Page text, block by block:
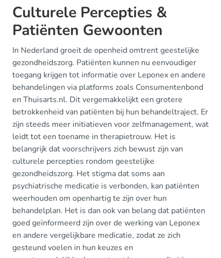
Culturele Percepties &
Patiënten Gewoonten
In Nederland groeit de openheid omtrent geestelijke
gezondheidszorg. Patiënten kunnen nu eenvoudiger
toegang krijgen tot informatie over Leponex en andere
behandelingen via platforms zoals Consumentenbond
en Thuisarts.nl. Dit vergemakkelijkt een grotere
betrokkenheid van patiënten bij hun behandeltraject. Er
zijn steeds meer initiatieven voor zelfmanagement, wat
leidt tot een toename in therapietrouw. Het is
belangrijk dat voorschrijvers zich bewust zijn van
culturele percepties rondom geestelijke
gezondheidszorg. Het stigma dat soms aan
psychiatrische medicatie is verbonden, kan patiënten
weerhouden om openhartig te zijn over hun
behandelplan. Het is dan ook van belang dat patiënten
goed geïnformeerd zijn over de werking van Leponex
en andere vergelijkbare medicatie, zodat ze zich
gesteund voelen in hun keuzes en